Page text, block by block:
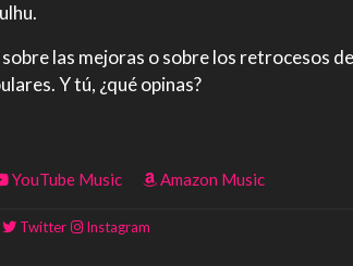
las mejoras o sobre los retrocesos
Y tú, ¿qué opinas?
YouTube Music Amazon Music
Twitter Instagram